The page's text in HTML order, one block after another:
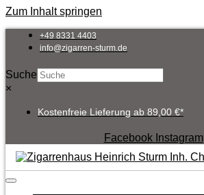
Zum Inhalt springen
+49 8331 4403
info@zigarren-sturm.de
Suche
×
Kostenfreie Lieferung ab 89,00 €*
Facebook Instagram